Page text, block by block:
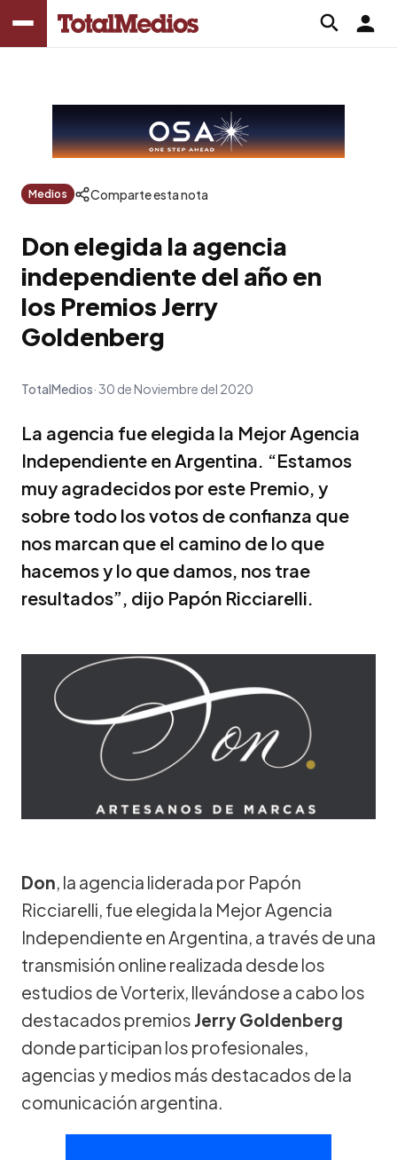
Medios Comparte esta nota
Don elegida la agencia
independiente del año en
los Premios Jerry
Goldenberg
TotalMedios 30 de Noviembre del 2020
La agencia fue elegida la Mejor Agencia
Independiente en Argentina. “Estamos
muy agradecidos por este Premio, y
sobre todo los votos de confianza que
nos marcan que el camino de lo que
hacemos y lo que damos, nos trae
resultados”, dijo Papón Ricciarelli.
Don, la agencia liderada por Papón
Ricciarelli, fue elegida la Mejor Agencia
Independiente en Argentina, a través de una
transmisión online realizada desde los
estudios de Vorterix, llevándose a cabo los
destacados premios Jerry Goldenberg
donde participan los profesionales,
agencias y medios más destacados de la
comunicación argentina.